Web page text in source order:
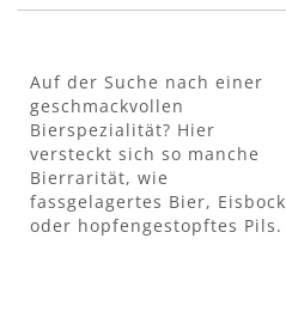
Auf der Suche nach einer
geschmackvollen
Bierspezialität? Hier
versteckt sich so manche
Bierrarität, wie
fassgelagertes Bier, Eisbock
oder hopfengestopftes Pils.